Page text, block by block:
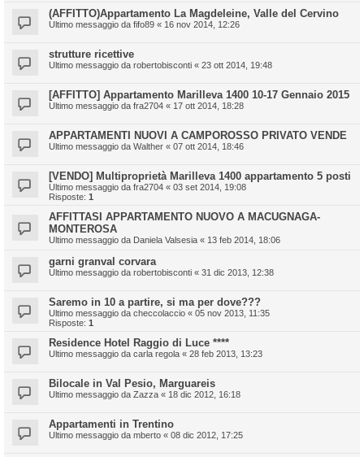
(AFFITTO)Appartamento La Magdeleine, Valle del Cervino
Ultimo messaggio da fifo89 « 16 nov 2014, 12:26
strutture ricettive
Ultimo messaggio da robertobisconti « 23 ott 2014, 19:48
[AFFITTO] Appartamento Marilleva 1400 10-17 Gennaio 2015
Ultimo messaggio da fra2704 « 17 ott 2014, 18:28
APPARTAMENTI NUOVI A CAMPOROSSO PRIVATO VENDE
Ultimo messaggio da Walther « 07 ott 2014, 18:46
[VENDO] Multiproprietà Marilleva 1400 appartamento 5 posti
Ultimo messaggio da fra2704 « 03 set 2014, 19:08
Risposte: 1
AFFITTASI APPARTAMENTO NUOVO A MACUGNAGA-
MONTEROSA
Ultimo messaggio da Daniela Valsesia « 13 feb 2014, 18:06
garni granval corvara
Ultimo messaggio da robertobisconti « 31 dic 2013, 12:38
Saremo in 10 a partire, si ma per dove???
Ultimo messaggio da checcolaccio « 05 nov 2013, 11:35
Risposte: 1
Residence Hotel Raggio di Luce ****
Ultimo messaggio da carla regola « 28 feb 2013, 13:23
Bilocale in Val Pesio, Marguareis
Ultimo messaggio da Zazza « 18 dic 2012, 16:18
Appartamenti in Trentino
Ultimo messaggio da mberto « 08 dic 2012, 17:25